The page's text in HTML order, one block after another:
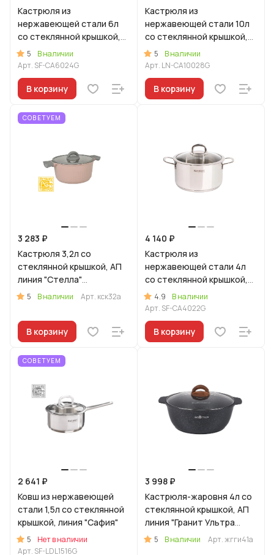
Кастрюля из
нержавеющей стали 6л
со стеклянной крышкой,
линия "Сафия"
5
В наличии
Арт. SF-CA6024G
В корзину
Кастрюля из
нержавеющей стали 10л
со стеклянной крышкой,
линия "Леон"
5
В наличии
Арт. LN-CA10028G
В корзину
СОВЕТУЕМ
3 283 ₽
Кастрюля 3,2л со
стеклянной крышкой, АП
линия "Стелла"
(капучино)
5 В наличии Арт. кск32а
В корзину
4 140 ₽
Кастрюля из
нержавеющей стали 4л
со стеклянной крышкой,
линия "Сафия"
4.9
В наличии
Арт. SF-CA4022G
В корзину
СОВЕТУЕМ
2 641 ₽
Ковш из нержавеющей
стали 1,5л со стеклянной
крышкой, линия "Сафия"
5
Нет в наличии
Арт. SF-LDL1516G
3 998 ₽
Кастрюля-жаровня 4л со
стеклянной крышкой, АП
линия "Гранит Ультра
Индукционная" (синий)
5 В наличии Арт.жгги41а